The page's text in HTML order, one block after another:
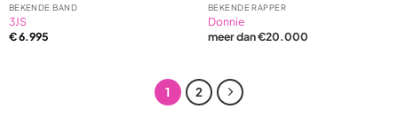
BEKENDE BAND
3JS
€6.995
BEKENDE RAPPER
Donnie
meer dan €20.000
1 2